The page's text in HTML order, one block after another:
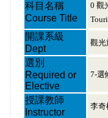
科目名稱
Course Title
0 觀
開課系級
Dept
觀光
選別
Required or
Elective
7-選
授課教師
Instructor
李奇